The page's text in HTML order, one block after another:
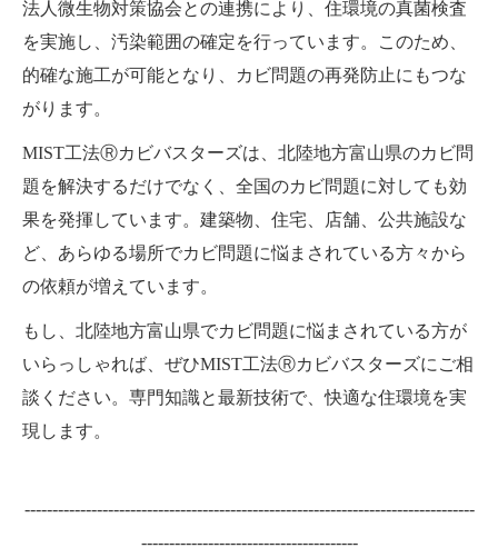
法人微生物対策協会との連携により、住環境の真菌検査
を実施し、汚染範囲の確定を行っています。このため、
的確な施工が可能となり、カビ問題の再発防止にもつな
がります。
MIST工法Ⓡカビバスターズは、北陸地方富山県のカビ問
題を解決するだけでなく、全国のカビ問題に対しても効
果を発揮しています。建築物、住宅、店舗、公共施設な
ど、あらゆる場所でカビ問題に悩まされている方々から
の依頼が増えています。
もし、北陸地方富山県でカビ問題に悩まされている方が
いらっしゃれば、ぜひMIST工法Ⓡカビバスターズにご相
談ください。専門知識と最新技術で、快適な住環境を実
現します。
---------------------------------------------------------------------------------
---------------------------------------